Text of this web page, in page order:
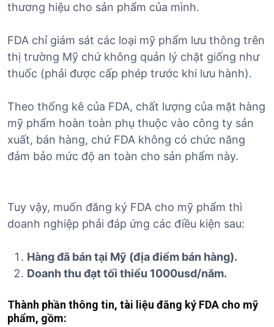
thương hiệu cho sản phẩm của mình.
FDA chỉ giám sát các loại mỹ phẩm lưu thông trên
thị trường Mỹ chứ không quản lý chặt giống như
thuốc (phải được cấp phép trước khi lưu hành).
Theo thống kê của FDA, chất lượng của mặt hàng
mỹ phẩm hoàn toàn phụ thuộc vào công ty sản
xuất, bán hàng, chứ FDA không có chức năng
đảm bảo mức độ an toàn cho sản phẩm này.
Tuy vậy, muốn đăng ký FDA cho mỹ phẩm thì
doanh nghiệp phải đáp ứng các điều kiện sau:
Hàng đã bán tại Mỹ (địa điểm bán hàng).
Doanh thu đạt tối thiểu 1000usd/năm.
Thành phần thông tin, tài liệu đăng ký FDA cho mỹ
phẩm, gồm: